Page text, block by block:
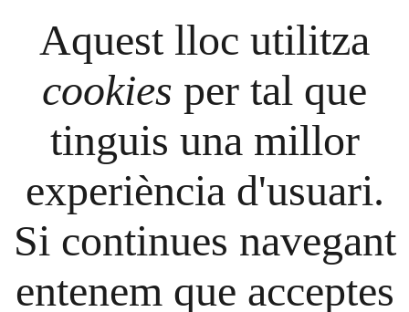
Aquest lloc utilitza
cookies per tal que
tinguis una millor
experiència d'usuari.
Si continues navegant
entenem que acceptes